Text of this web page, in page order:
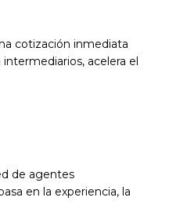
cotización inmediata
acelera el
de agentes
en la experiencia, la